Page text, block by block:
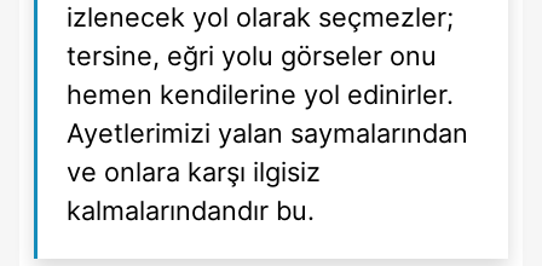
izlenecek yol olarak seçmezler;
tersine, eğri yolu görseler onu
hemen kendilerine yol edinirler.
Ayetlerimizi yalan saymalarından
ve onlara karşı ilgisiz
kalmalarındandır bu.